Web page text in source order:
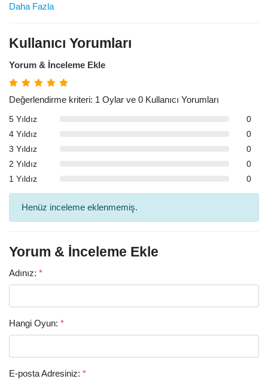
Daha Fazla
Kullanıcı Yorumları
Yorum & İnceleme Ekle
Değerlendirme kriteri: 1 Oylar ve 0 Kullanıcı Yorumları
5 Yıldız
0
4 Yıldız
0
3 Yıldız
0
2 Yıldız
0
1 Yıldız
0
Henüz inceleme eklenmemiş.
Yorum & İnceleme Ekle
Adınız: *
Hangi Oyun: *
E-posta Adresiniz: *